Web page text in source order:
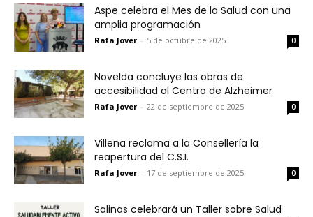
Aspe celebra el Mes de la Salud con una
amplia programación
Rafa Jover - 5 de octubre de 2025 0
Novelda concluye las obras de
accesibilidad al Centro de Alzheimer
Rafa Jover - 22 de septiembre de 2025 0
Villena reclama a la Consellería la
reapertura del C.S.I.
Rafa Jover - 17 de septiembre de 2025 0
Salinas celebrará un Taller sobre Salud